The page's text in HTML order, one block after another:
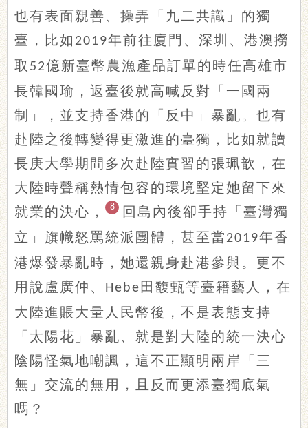
也有表面親善、操弄「九二共識」的獨
臺，比如 2019年前往廈門、深圳、港澳撈
取 52億新臺幣農漁產品訂單的時任高雄市
長韓國瑜，返臺後就高喊反對「一國兩
制」，並支持香港的「反中」暴亂。也有
赴陸之後轉變得更激進的臺獨，比如就讀
長庚大學期間多次赴陸實習的張珮歆，在
大陸時聲稱熱情包容的環境堅定她留下來
就業的決心，
8
回島內後卻手持「臺灣獨
立」旗幟怒罵統派團體，甚至當 2019年香
港爆發暴亂時，她還親身赴港參與。更不
用說盧廣仲、 Hebe 田馥甄等臺籍藝人，在
大陸進賬大量人民幣後，不是表態支持
「太陽花」暴亂、就是對大陸的統一決心
陰陽怪氣地嘲諷，這不正顯明兩岸「三
無」交流的無用，且反而更添臺獨底氣
嗎？